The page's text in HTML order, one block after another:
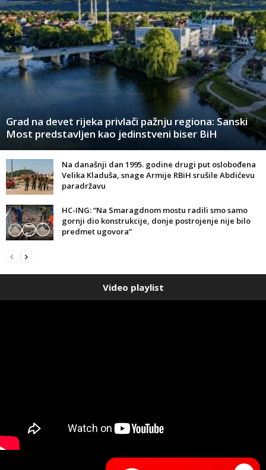
Grad na devet rijeka privlači pažnju regiona: Sanski
Most predstavljen kao jedinstveni biser BiH
Na današnji dan 1995. godine drugi put oslobođena
Velika Kladuša, snage Armije RBiH srušile Abdićevu
paradržavu
HC-ING: “Na Smaragdnom mostu radili smo samo
gornji dio konstrukcije, donje postrojenje nije bilo
predmet ugovora”
Video playlist